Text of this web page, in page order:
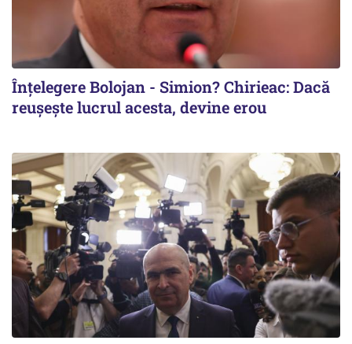
Înțelegere Bolojan - Simion? Chirieac: Dacă
reușește lucrul acesta, devine erou